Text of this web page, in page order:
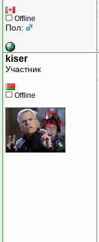
Offline
Пол:
kiser
Участник
Offline